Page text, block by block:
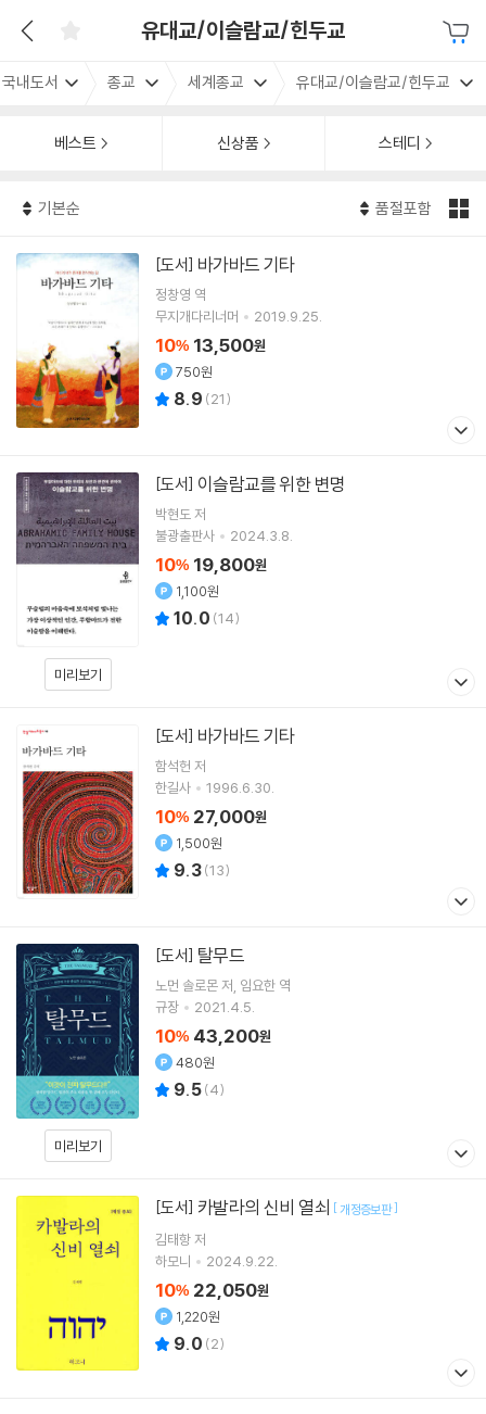
유대교/이슬람교/힌두교
국내도서 종교 세계종교 유대교/이슬람교/힌두교
베스트 신상품 스테디
기본순 품절포함
[도서] 바가바드 기타
정창영 역
무지개다리너머
2019.9.25.
10% 13,500원
750원
8.9 (21)
미리보기
[도서] 이슬람교를 위한 변명
박현도 저
불광출판사
2024.3.8.
10% 19,800원
1,100원
10.0 (14)
[도서] 바가바드 기타
함석헌 저
한길사
1996.6.30.
10% 27,000원
1,500원
9.3(13)
미리보기
[도서] 탈무드
노먼 솔로몬저 임요한 역
규장
2021.4.5.
10% 43,200원
480원
9.5(4)
[도서] 카발라의 신비 열쇠 [개정증보판]
김태항저
하모니
2024.9.22.
10% 22,050원
1,220원
9.0 (2)